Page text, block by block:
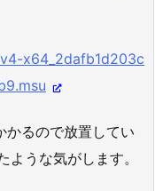
x64_2dafb1d203c
かるので放置してい
うな気がします。